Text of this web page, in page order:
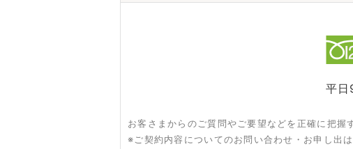
平日
お客さまからのご質問やご要望などを正確に把握
※ご契約内容についてのお問い合わせ・お申し出